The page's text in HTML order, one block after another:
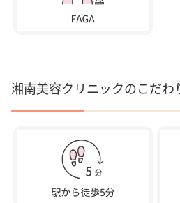
湘南美容クリニックのこだわ